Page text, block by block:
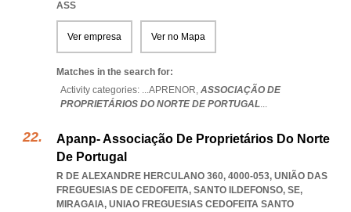
ASS
Ver empresa Ver no Mapa
Matches in the search for:
Activity categories: ...APRENOR, ASSOCIAÇÃO DE
PROPRIETÁRIOS DO NORTE DE PORTUGAL...
Apanp- Associação De Proprietários Do Norte
De Portugal
R DE ALEXANDRE HERCULANO 360, 4000-053, UNIÃO DAS
FREGUESIAS DE CEDOFEITA, SANTO ILDEFONSO, SE,
MIRAGAIA, UNIAO FREGUESIAS CEDOFEITA SANTO